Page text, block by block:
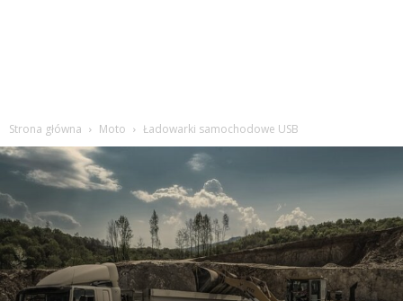
Strona główna Moto Ładowarki samochodowe USB